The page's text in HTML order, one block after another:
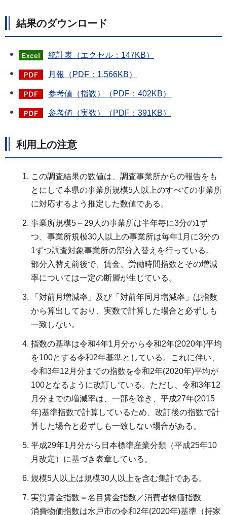
結果のダウンロード
統計表（エクセル：147KB）
月報（PDF：1,566KB）
参考値（指数）（PDF：402KB）
参考値（実数）（PDF：391KB）
利用上の注意
この調査結果の数値は、調査事業所からの報告をも
とにして本県の事業所規模5人以上のすべての事業所
に対応するよう推定した数値である。
事業所規模5～29人の事業所は半年毎に3分の1ず
つ、事業所規模30人以上の事業所は毎年1月に3分の
1ずつ調査対象事業所の部分入替えを行っている。
部分入替え前後で、賃金、労働時間指数とその増減
率については一定の断層が生じている。
「対前月増減率」及び「対前年同月増減率」は指数
から算出しており、実数で計算した場合と必ずしも
一致しない。
指数の基準は令和4年1月分から令和2年(2020年)平均
を100とする令和2年基準としている。これに伴い、
令和3年12月分までの指数を令和2年(2020年)平均が
100となるように改訂している。ただし、令和3年12
月分までの増減率は、一部を除き、平成27年(2015
年)基準指数で計算しているため、改訂後の指数で計
算した場合と必ずしも一致しない場合がある。
平成29年1月分から日本標準産業分類（平成25年10
月改定）に基づき表章している。
規模5人以上は規模30人以上を含む集計である。
実質賃金指数＝名目賃金指数／消費者物価指数
消費物価指数は水戸市の令和2年(2020年)基準（持家